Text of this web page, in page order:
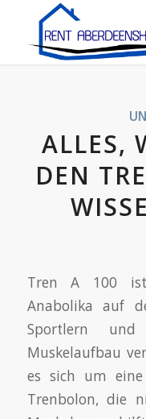
ALLES,
DEN
Tren A 100 ist
Anabolika auf
Sportlern
Muskelaufbau
es sich um
Trenbolon, die